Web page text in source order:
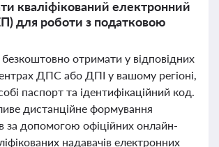
кваліфікований електронний
для роботи з податковою
отримати у відповідних
ДПС або ДПІ у вашому регіоні,
паспорт та ідентифікаційний код.
дистанційне формування
за допомогою офіційних онлайн-
надавачів електронних